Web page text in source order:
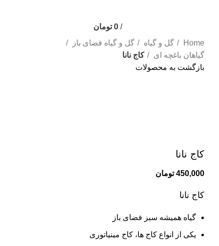
/
0 تومان
Home
گل و گیاه
گل و گیاه فضای باز
گیاهان باغچه ای
کاج نانا
بازگشت به محصولات
کاج نانا
450,000 تومان
کاج نانا
گیاه همیشه سبز فضای باز
یکی از انواع کاج ها، کاج مینیاتوری